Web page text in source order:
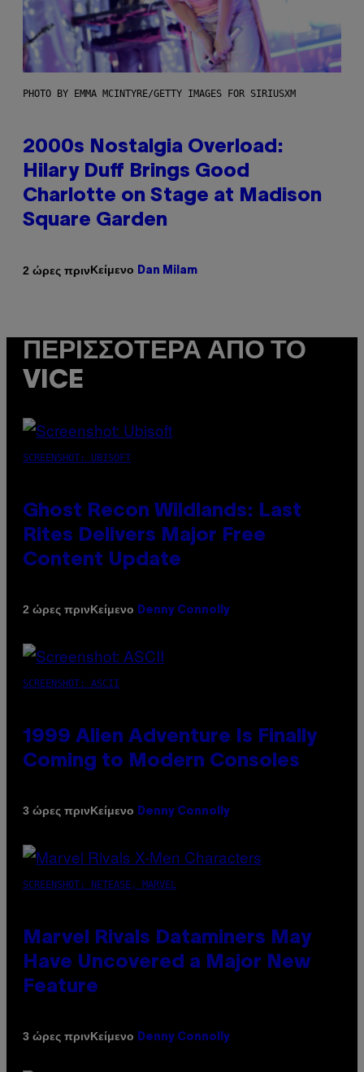
PHOTO BY EMMA MCINTYRE/GETTY IMAGES FOR SIRIUSXM
2000s Nostalgia Overload:
Hilary Duff Brings Good
Charlotte on Stage at Madison
Square Garden
2 ώρες πρινΚείμενο Dan Milam
ΠΕΡΙΣΣΌΤΕΡΑ ΑΠΌ ΤΟ
VICE
SCREENSHOT: UBISOFT
Ghost Recon Wildlands: Last
Rites Delivers Major Free
Content Update
2 ώρες πρινΚείμενο Denny Connolly
SCREENSHOT: ASCII
1999 Alien Adventure Is Finally
Coming to Modern Consoles
3 ώρες πρινΚείμενο Denny Connolly
SCREENSHOT: NETEASE, MARVEL
Marvel Rivals Dataminers May
Have Uncovered a Major New
Feature
3 ώρες πρινΚείμενο Denny Connolly